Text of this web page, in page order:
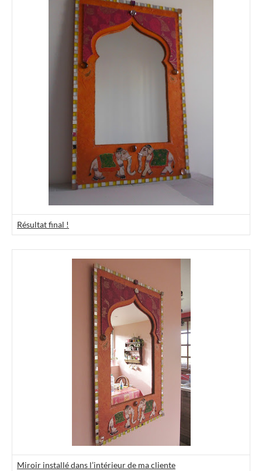
Résultat final !
Miroir installé dans l’intérieur de ma cliente